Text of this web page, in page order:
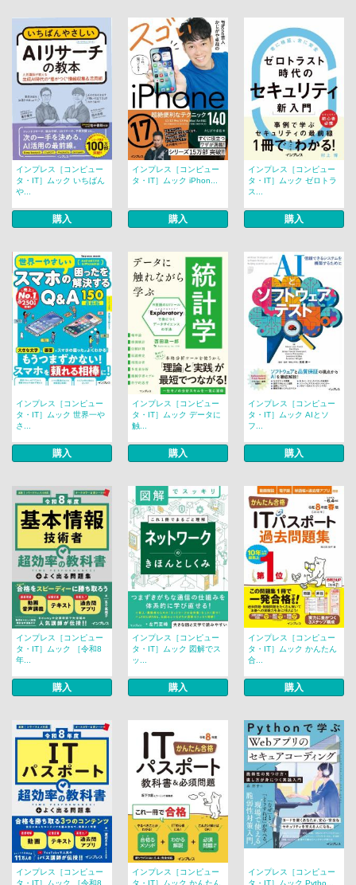
インプレス［コンピュー
タ・IT］ムック いちばん
や...
購入
インプレス［コンピュー
タ・IT］ムック iPhon...
購入
インプレス［コンピュー
タ・IT］ムック ゼロトラ
ス...
購入
インプレス［コンピュー
タ・IT］ムック 世界一や
さ...
購入
インプレス［コンピュー
タ・IT］ムック データに
触...
購入
インプレス［コンピュー
タ・IT］ムック AIとソ
フ...
購入
インプレス［コンピュー
タ・IT］ムック ［令和8
年...
購入
インプレス［コンピュー
タ・IT］ムック 図解でス
ッ...
購入
インプレス［コンピュー
タ・IT］ムック かんたん
合...
購入
インプレス［コンピュー
タ・IT］ムック ［令和8
インプレス［コンピュー
タ・IT］ムック かんたん
インプレス［コンピュー
タ・IT］ムック Pytho...